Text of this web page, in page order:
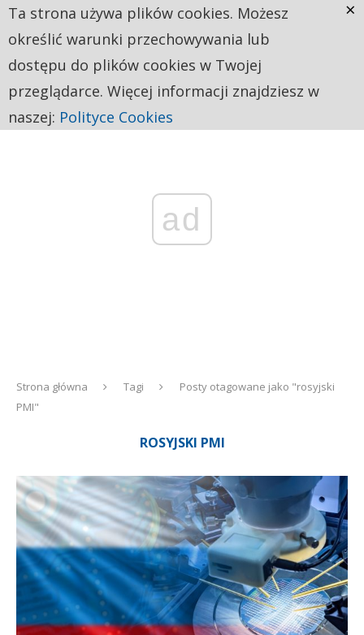
ad
Strona główna Tagi
Posty otagowane jako "rosyjski
PMI"
ROSYJSKI PMI
Ta strona używa plików cookies. Możesz
określić warunki przechowywania lub
dostępu do plików cookies w Twojej
przeglądarce. Więcej informacji znajdziesz w
naszej: Polityce Cookies
×